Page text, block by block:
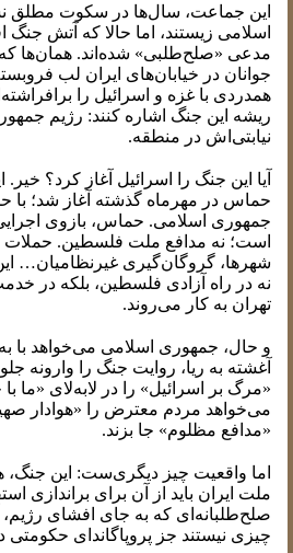
این جماعت، سال‌ها در سکوت مطلق
اسلامی زیستند، اما حالا که آتش جنگ
مدعی «صلح‌طلبی» شده‌اند. همان‌ها که
جوانان در خیابان‌های ایران لب
همدردی با غزه و اسرائیل را
ریشه این جنگ اشاره کنند: رژیم
نیابتی‌اش در منطقه.
آیا این جنگ را اسرائیل آغاز کرد؟
حماس در مهرماه گذشته آغاز شد؛ با
جمهوری اسلامی. حماس، بازوی
است؛ نه مدافع ملت فلسطین. حملات
شهرها، گروگان‌گیری غیرنظامیان…
نه در راه آزادی فلسطین، بلکه در
تهران به کار می‌روند.
و حال، جمهوری اسلامی می‌خواهد با
آغشته به ریا، روایت جنگ را وارونه
«مرگ بر اسرائیل» را در لابه‌لای «ما
می‌خواهد مردم معترض را «هوادار
«مدافع مظلوم» جا بزند.
اما واقعیت چیز دیگری‌ست: این
ملت ایران باید از آن برای براندازی
صلح‌طلبانه‌ای که به جای افشای
چیزی نیستند جز پروپاگاندای